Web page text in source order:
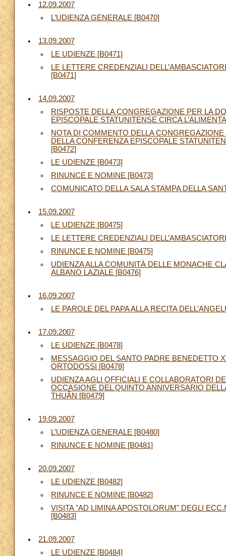
12.09.2007
L’UDIENZA GENERALE [B0470]
13.09.2007
LE UDIENZE [B0471]
LE LETTERE CREDENZIALI
[B0471]
14.09.2007
RISPOSTE DELLA CONGREGAZIONE PER LA
EPISCOPALE STATUNITENSE CIRCA
NOTA DI COMMENTO DELLA
DELLA CONFERENZA EPISCOPALE
[B0472]
LE UDIENZE [B0473]
RINUNCE E NOMINE [B0473]
COMUNICATO DELLA SALA STAMPA DELLA
15.09.2007
LE UDIENZE [B0475]
LE LETTERE CREDENZIALI
RINUNCE E NOMINE [B0475]
UDIENZA ALLA COMUNITÀ DELLE MONACHE
ALBANO LAZIALE [B0476]
16.09.2007
LE PAROLE DEL PAPA ALLA RECITA
17.09.2007
LE UDIENZE [B0478]
MESSAGGIO DEL SANTO PADRE BENEDETTO
ORTODOSSI [B0478]
UDIENZA AGLI OFFICIALI E COLLABORATORI
OCCASIONE DEL QUINTO ANNIVERSARIO
THUÂN [B0479]
19.09.2007
L’UDIENZA GENERALE [B0480]
RINUNCE E NOMINE [B0481]
20.09.2007
LE UDIENZE [B0482]
RINUNCE E NOMINE [B0482]
VISITA "AD LIMINA APOSTOLORUM" DEGLI
[B0483]
21.09.2007
LE UDIENZE [B0484]